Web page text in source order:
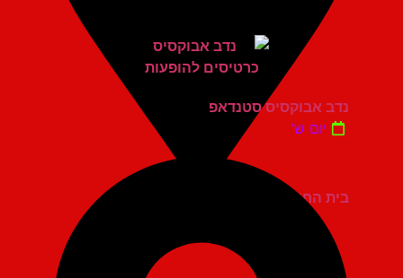
בית החייל תל אביב
נדב אבוקסיס סטנדאפ
יום ש'